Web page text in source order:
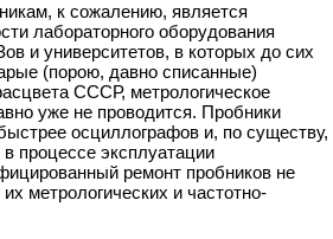
к сожалению, является
лабораторного оборудования
и университетов, в которых до сих
(порою, давно списанные)
СССР, метрологическое
уже не проводится. Пробники
осциллографов и, по существу,
процессе эксплуатации
ремонт пробников не
метрологических и частотно-